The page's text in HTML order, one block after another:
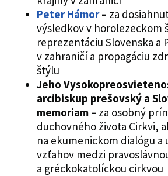
Peter Hámor– za
výsledkov v horolezeckom
reprezentáciu Slovenska a
v zahraničí a propagáciu
štýlu
Jeho
arcibiskup prešovský a
memoriam – za osobný
duchovného života Cirkvi,
na ekumenickom dialógu a
vzťahov medzi
a gréckokatolíckou cirkvou